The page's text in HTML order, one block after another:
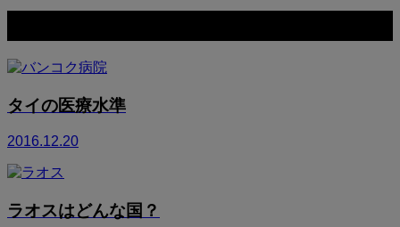
タイの医療水準
2016.12.20
ラオスはどんな国？